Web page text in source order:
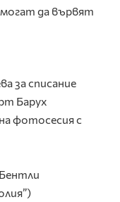
да вървят
за списание
Барух
фотосесия с